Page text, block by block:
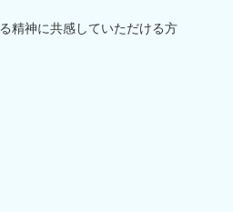
精神に共感していただける方